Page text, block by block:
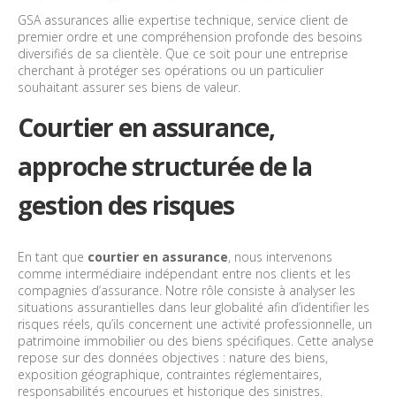
GSA assurances allie expertise technique, service client de
premier ordre et une compréhension profonde des besoins
diversifiés de sa clientèle. Que ce soit pour une entreprise
cherchant à protéger ses opérations ou un particulier
souhaitant assurer ses biens de valeur.
Courtier en assurance,
approche structurée de la
gestion des risques
En tant que courtier en assurance, nous intervenons
comme intermédiaire indépendant entre nos clients et les
compagnies d’assurance. Notre rôle consiste à analyser les
situations assurantielles dans leur globalité afin d’identifier les
risques réels, qu’ils concernent une activité professionnelle, un
patrimoine immobilier ou des biens spécifiques. Cette analyse
repose sur des données objectives : nature des biens,
exposition géographique, contraintes réglementaires,
responsabilités encourues et historique des sinistres.